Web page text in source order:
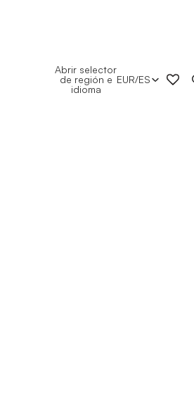
Abrir selector
de región e
idioma
EUR/ES